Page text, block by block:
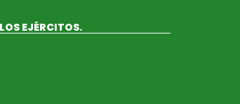
EJÉRCITOS.